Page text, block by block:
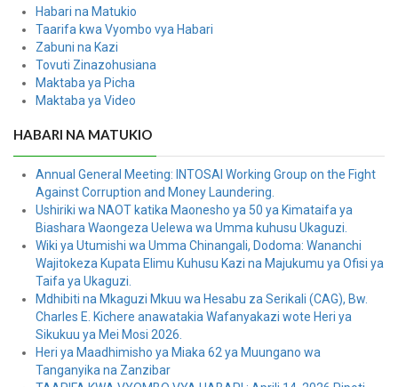
Habari na Matukio
Taarifa kwa Vyombo vya Habari
Zabuni na Kazi
Tovuti Zinazohusiana
Maktaba ya Picha
Maktaba ya Video
HABARI NA MATUKIO
Annual General Meeting: INTOSAI Working Group on the Fight
Against Corruption and Money Laundering.
Ushiriki wa NAOT katika Maonesho ya 50 ya Kimataifa ya
Biashara Waongeza Uelewa wa Umma kuhusu Ukaguzi.
Wiki ya Utumishi wa Umma Chinangali, Dodoma: Wananchi
Wajitokeza Kupata Elimu Kuhusu Kazi na Majukumu ya Ofisi ya
Taifa ya Ukaguzi.
Mdhibiti na Mkaguzi Mkuu wa Hesabu za Serikali (CAG), Bw.
Charles E. Kichere anawatakia Wafanyakazi wote Heri ya
Sikukuu ya Mei Mosi 2026.
Heri ya Maadhimisho ya Miaka 62 ya Muungano wa
Tanganyika na Zanzibar